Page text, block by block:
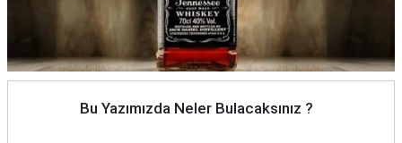
Bu Yazımızda Neler Bulacaksınız ?